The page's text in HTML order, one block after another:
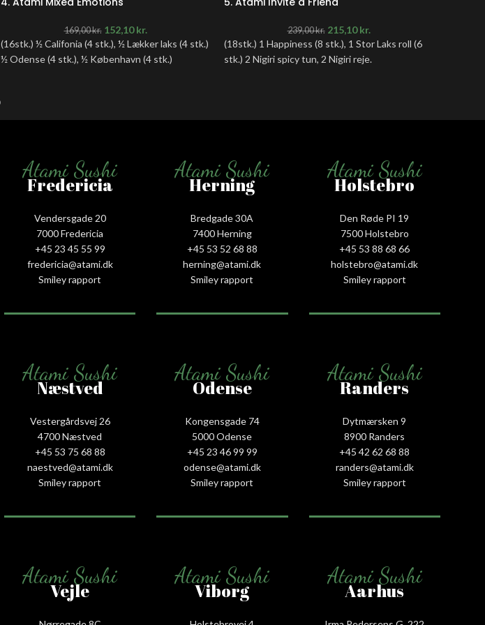
169,00kr. 152,10kr.
(16stk.) ½ Califonia (4 stk.), ½ Lækker laks (4 stk.)
½ Odense (4 stk.), ½ København (4 stk.)
239,00kr. 215,10kr.
(18stk.) 1 Happiness (8 stk.), 1 Stor Laks roll (6
stk.) 2 Nigiri spicy tun, 2 Nigiri reje.
Atami Sushi
Fredericia
Vendersgade 20
7000 Fredericia
+45 23 45 55 99
fredericia@atami.dk
Smiley rapport
Atami Sushi
Herning
Bredgade 30A
7400 Herning
+45 53 52 68 88
herning@atami.dk
Smiley rapport
Atami Sushi
Holstebro
Den Røde PI 19
7500 Holstebro
+45 53 88 68 66
holstebro@atami.dk
Smiley rapport
Atami Sushi
Næstved
Vestergårdsvej 26
4700 Næstved
+45 53 75 68 88
naestved@atami.dk
Smiley rapport
Atami Sushi
Odense
Kongensgade 74
5000 Odense
+45 23 46 99 99
odense@atami.dk
Smiley rapport
Atami Sushi
Randers
Dytmærsken 9
8900 Randers
+45 42 62 68 88
randers@atami.dk
Smiley rapport
Atami Sushi
Vejle
Atami Sushi
Viborg
Atami Sushi
Aarhus